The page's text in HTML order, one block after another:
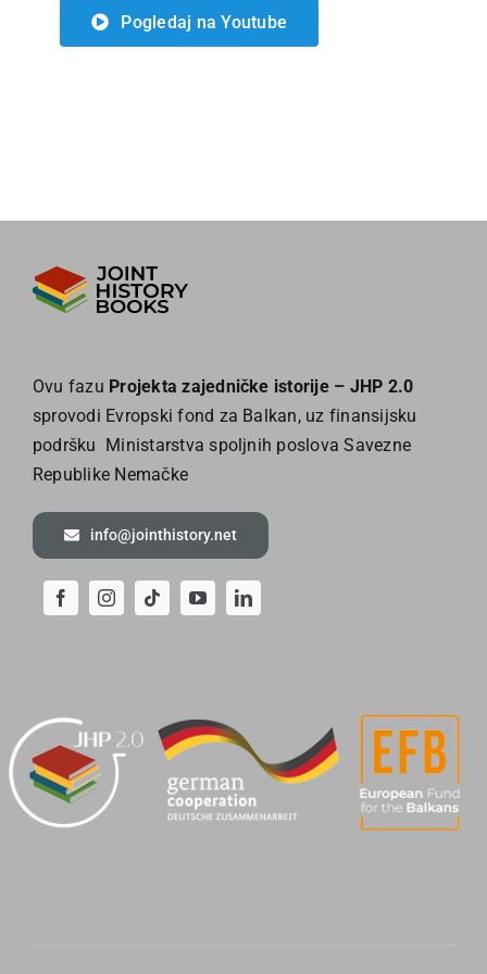
Pogledaj na Youtube
Ovu fazu Projekta zajedničke istorije – JHP 2.0
sprovodi Evropski fond za Balkan, uz finansijsku
podršku Ministarstva spoljnih poslova Savezne
Republike Nemačke
info@jointhistory.net